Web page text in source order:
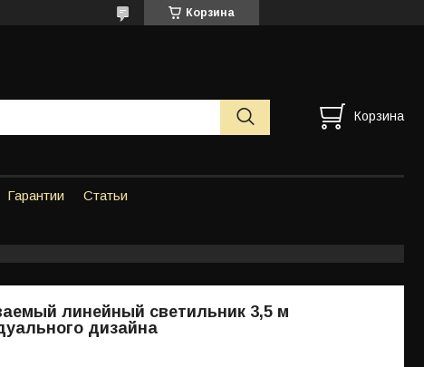
Корзина
Корзина
Гарантии Статьи
линейный светильник 3,5 м
дизайна